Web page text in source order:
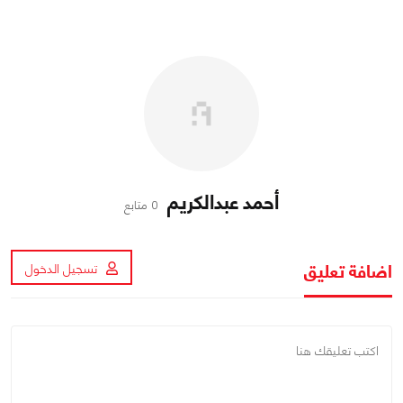
أحمد عبدالكريم 0 متابع
اضافة تعليق تسجيل الدخول